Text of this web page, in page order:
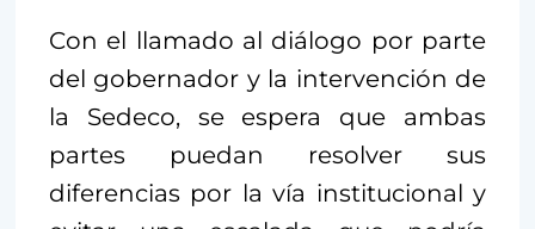
Con el llamado al diálogo por parte
del gobernador y la intervención de
la Sedeco, se espera que ambas
partes puedan resolver sus
diferencias por la vía institucional y